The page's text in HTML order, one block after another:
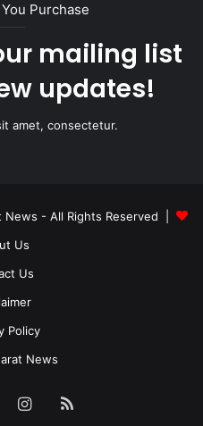
Purchase
mailing list
updates!
amet, consectetur.
- All Rights Reserved |
Us
Us
Policy
News
Instagram
RSS